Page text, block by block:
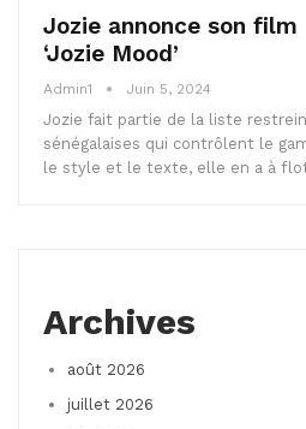
Jozie annonce son
‘Jozie Mood’
Admin1 Juin 5, 2024
Jozie fait partie de la liste
sénégalaises qui contrôlent le
le style et le texte, elle en a à
Archives
août 2026
juillet 2026